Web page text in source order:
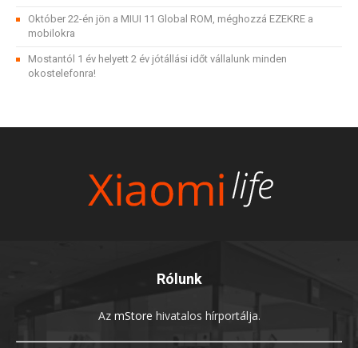
Október 22-én jön a MIUI 11 Global ROM, méghozzá EZEKRE a
mobilokra
Mostantól 1 év helyett 2 év jótállási időt vállalunk minden
okostelefonra!
Rólunk
Az mStore hivatalos hírportálja.